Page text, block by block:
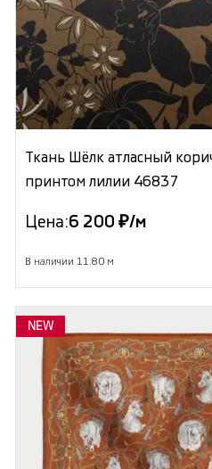
Ткань Шёлк атласный
принтом лилии 46837
Цена:6 200 ₽/м
В наличии 11.80 м
NEW